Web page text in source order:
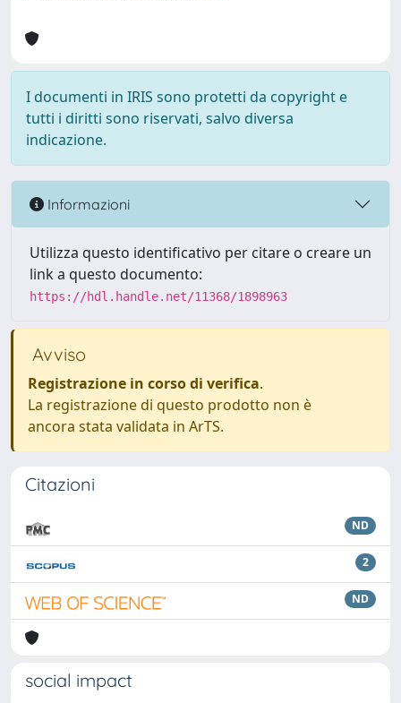
I documenti in IRIS sono protetti da copyright e
tutti i diritti sono riservati, salvo diversa
indicazione.
Informazioni
Utilizza questo identificativo per citare o creare un
link a questo documento:
https://hdl.handle.net/11368/1898963
Avviso
Registrazione in corso di verifica.
La registrazione di questo prodotto non è
ancora stata validata in ArTS.
Citazioni
ND
2
ND
social impact